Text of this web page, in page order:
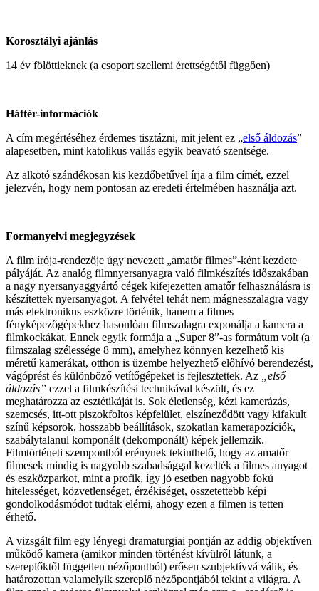
Korosztályi ajánlás
14 év fölöttieknek (a csoport szellemi érettségétől függően)
Háttér-információk
A cím megértéséhez érdemes tisztázni, mit jelent ez „első áldozás”
alapesetben, mint katolikus vallás egyik beavató szentsége.
Az alkotó szándékosan kis kezdőbetűvel írja a film címét, ezzel
jelezvén, hogy nem pontosan az eredeti értelmében használja azt.
Formanyelvi megjegyzések
A film írója-rendezője úgy nevezett „amatőr filmes”-ként kezdete
pályáját. Az analóg filmnyersanyagra való filmkészítés időszakában
a nagy nyersanyaggyártó cégek kifejezetten amatőr felhasználásra is
készítettek nyersanyagot. A felvétel tehát nem mágnesszalagra vagy
más elektronikus eszközre történik, hanem a filmes
fényképezőgépekhez hasonlóan filmszalagra exponálja a kamera a
filmkockákat. Ennek egyik formája a „Super 8”-as formátum volt (a
filmszalag szélessége 8 mm), amelyhez könnyen kezelhető kis
méretű kamerákat, otthon is üzembe helyezhető előhívó berendezést,
vágóprést és különböző vetítőgépeket is fejlesztettek. Az „első
áldozás” ezzel a filmkészítési technikával készült, és ez
meghatározza az esztétikáját is. Sok életlenség, kézi kamerázás,
szemcsés, itt-ott piszokfoltos képfelület, elszíneződött vagy kifakult
színű képsorok, hosszabb beállítások, szokatlan kamerapozíciók,
szabálytalanul komponált (dekomponált) képek jellemzik.
Filmtörténeti szempontból erénynek tekinthető, hogy az amatőr
filmesek mindig is nagyobb szabadsággal kezelték a filmes anyagot
és eszközparkot, mint a profik, így jó esetben nagyobb fokú
hitelességet, közvetlenséget, érzékiséget, összetettebb képi
gondolkodásmódot tudtak elérni, ahogy ezen a filmen is tetten
érhető.
A vizsgált film egy lényegi dramaturgiai pontján az addig objektíven
működő kamera (amikor minden történést kívülről látunk, a
szereplőktől független nézőpontból) erősen szubjektívvá válik, és
határozottan valamelyik szereplő nézőpontjából tekint a világra. A